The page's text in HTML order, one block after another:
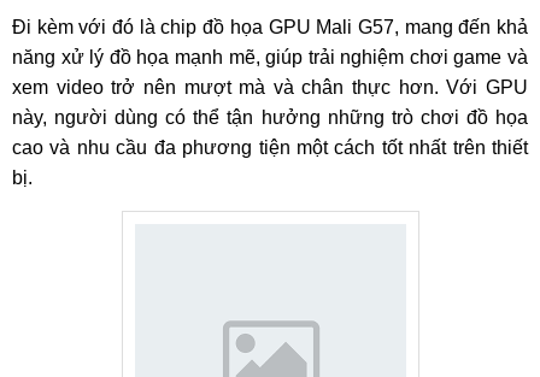
Đi kèm với đó là chip đồ họa GPU Mali G57, mang đến khả
năng xử lý đồ họa mạnh mẽ, giúp trải nghiệm chơi game và
xem video trở nên mượt mà và chân thực hơn. Với GPU
này, người dùng có thể tận hưởng những trò chơi đồ họa
cao và nhu cầu đa phương tiện một cách tốt nhất trên thiết
bị.